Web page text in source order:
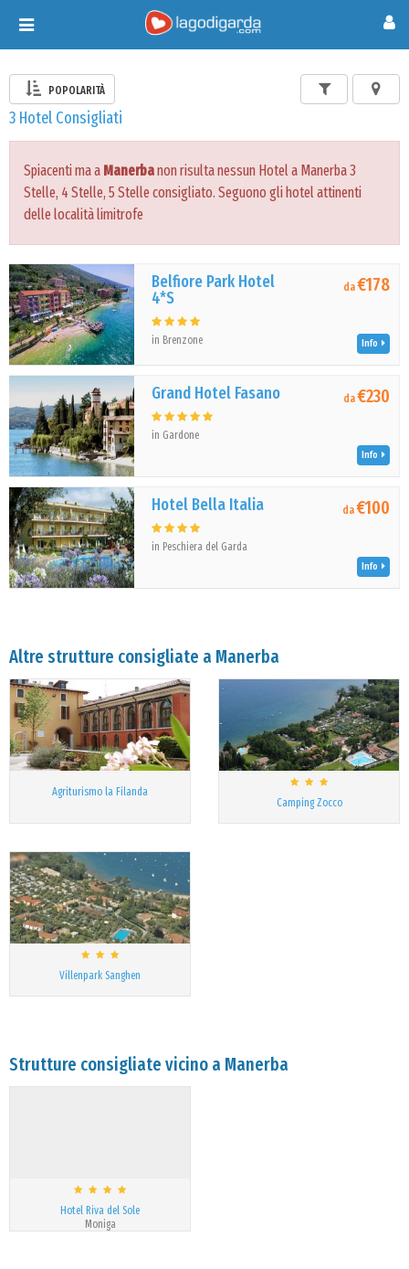
Toggle
navigation
POPOLARITÀ
3 Hotel Consigliati
Spiacenti ma a Manerbanon risulta nessun Hotel a Manerba 3
Stelle, 4 Stelle, 5 Stelle consigliato. Seguono gli hotel attinenti
delle località limitrofe
Belfiore Park Hotel
4*S
in Brenzone
da€178
Info
Grand Hotel Fasano
in Gardone
da€230
Info
Hotel Bella Italia
in Peschiera del Garda
da€100
Info
Altre strutture consigliate a Manerba
Agriturismo la Filanda
Camping Zocco
Villenpark Sanghen
Strutture consigliate vicino a Manerba
Hotel Riva del Sole
Moniga